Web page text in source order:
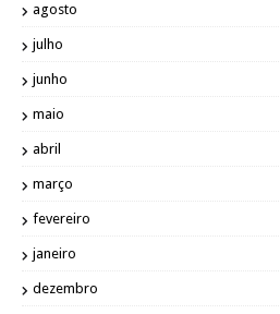
agosto
julho
junho
maio
abril
março
fevereiro
janeiro
dezembro